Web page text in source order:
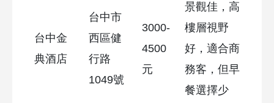
台中金
典酒店
台中市
西區健
行路
1049號
3000-
4500
元
景觀佳，高
樓層視野
好，適合商
務客，但早
餐選擇少